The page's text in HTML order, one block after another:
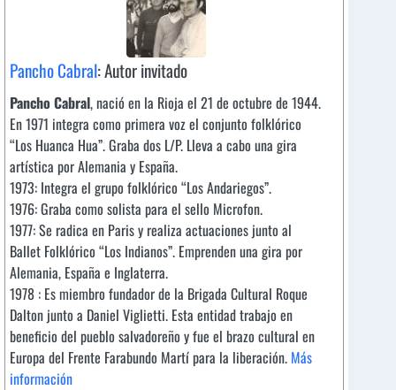
Pancho Cabral: Autor invitado
Pancho Cabral, nació en la Rioja el 21 de octubre de 1944.
En 1971 integra como primera voz el conjunto folklórico
“Los Huanca Hua”. Graba dos L/P. Lleva a cabo una gira
artística por Alemania y España.
1973: Integra el grupo folklórico “Los Andariegos”.
1976: Graba como solista para el sello Microfon.
1977: Se radica en Paris y realiza actuaciones junto al
Ballet Folklórico “Los Indianos”. Emprenden una gira por
Alemania, España e Inglaterra.
1978 : Es miembro fundador de la Brigada Cultural Roque
Dalton junto a Daniel Viglietti. Esta entidad trabajo en
beneficio del pueblo salvadoreño y fue el brazo cultural en
Europa del Frente Farabundo Martí para la liberación. Más
información